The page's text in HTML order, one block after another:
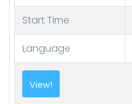
Start Time
Language
View!